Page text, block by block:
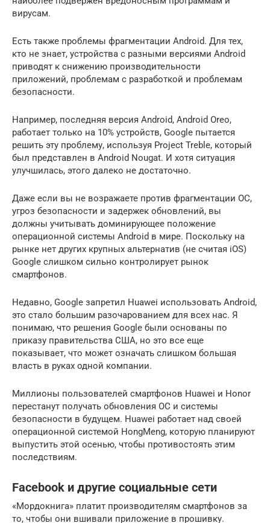
вирусам.
Есть также проблемы фрагментации Android. Для тех,
кто не знает, устройства с разными версиями Android
приводят к снижению производительности
приложений, проблемам с разработкой и проблемам
безопасности.
Например, последняя версия Android, Android Oreo,
работает только на 10% устройств, Google пытается
решить эту проблему, используя Project Treble, который
был представлен в Android Nougat. И хотя ситуация
улучшилась, этого далеко не достаточно.
Даже если вы не возражаете против фрагментации ОС,
угроз безопасности и задержек обновлений, вы
должны учитывать доминирующее положение
операционной системы Android в мире. Поскольку на
рынке нет других крупных альтернатив (не считая iOS)
Google слишком сильно контролирует рынок
смартфонов.
Недавно, Google запретил Huawei использовать Android,
это стало большим разочарованием для всех нас. Я
понимаю, что решения Google были основаны по
приказу правительства США, но это все еще
показывает, что может означать слишком большая
власть в руках одной компании.
Миллионы пользователей смартфонов Huawei и Honor
перестанут получать обновления ОС и системы
безопасности в будущем. Huawei работает над своей
операционной системой HongMeng, которую планируют
выпустить этой осенью, чтобы противостоять этим
последствиям.
Facebook и другие социальные сети
«Мордокнига» платит производителям смартфонов за
то, чтобы они вшивали приложение в прошивку.